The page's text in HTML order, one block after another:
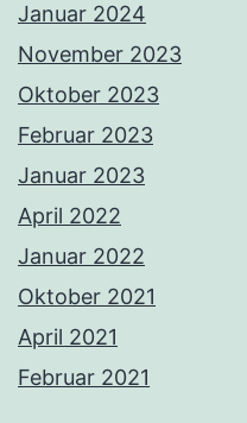
Januar 2024
November 2023
Oktober 2023
Februar 2023
Januar 2023
April 2022
Januar 2022
Oktober 2021
April 2021
Februar 2021